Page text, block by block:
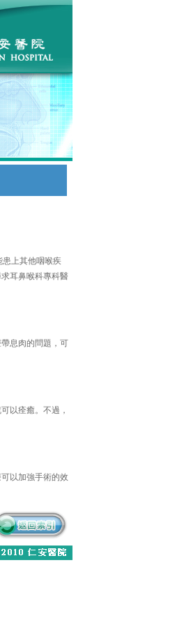
患上其他咽喉疾
耳鼻喉科專科醫
息肉的問題，可
以痊癒。不過，
以加強手術的效